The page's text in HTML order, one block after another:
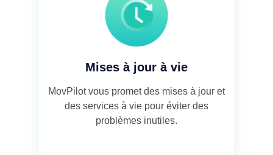
Mises à jour à vie
MovPilot vous promet des mises à jour et
des services à vie pour éviter des
problèmes inutiles.